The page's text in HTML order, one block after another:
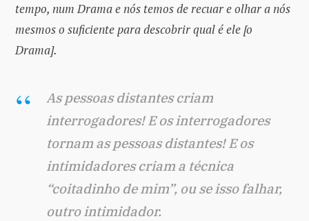
tempo, num Drama e nós temos de recuar e olhar a nós
mesmos o suficiente para descobrir qual é ele [o
Drama].
As pessoas distantes criam
interrogadores! E os interrogadores
tornam as pessoas distantes! E os
intimidadores criam a técnica
“coitadinho de mim”, ou se isso falhar,
outro intimidador.